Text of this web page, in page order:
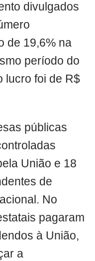
divulgados
de 19,6% na
período do
lucro foi de R$
públicas
União e 18
de
No
pagaram
à União,
a